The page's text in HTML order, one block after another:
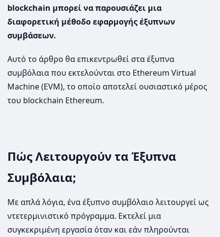
blockchain μπορεί να παρουσιάζει μια
διαφορετική μέθοδο εφαρμογής έξυπνων
συμβάσεων.
Αυτό το άρθρο θα επικεντρωθεί στα έξυπνα
συμβόλαια που εκτελούνται στο Ethereum Virtual
Machine (EVM), το οποίο αποτελεί ουσιαστικό μέρος
του blockchain Ethereum.
Πώς Λειτουργούν τα Έξυπνα
Συμβόλαια;
Με απλά λόγια, ένα έξυπνο συμβόλαιο λειτουργεί ως
ντετερμινιστικό πρόγραμμα. Εκτελεί μια
συγκεκριμένη εργασία όταν και εάν πληρούνται